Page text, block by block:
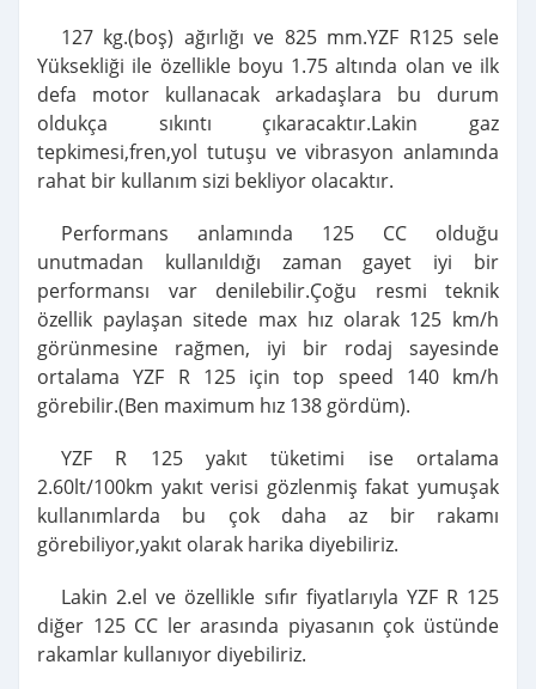
127 kg.(boş) ağırlığı ve 825 mm.YZF R125 sele
Yüksekliği ile özellikle boyu 1.75 altında olan ve ilk
defa motor kullanacak arkadaşlara bu durum
oldukça sıkıntı çıkaracaktır.Lakin gaz
tepkimesi,fren,yol tutuşu ve vibrasyon anlamında
rahat bir kullanım sizi bekliyor olacaktır.
Performans anlamında 125 CC olduğu
unutmadan kullanıldığı zaman gayet iyi bir
performansı var denilebilir.Çoğu resmi teknik
özellik paylaşan sitede max hız olarak 125 km/h
görünmesine rağmen, iyi bir rodaj sayesinde
ortalama YZF R 125 için top speed 140 km/h
görebilir.(Ben maximum hız 138 gördüm).
YZF R 125 yakıt tüketimi ise ortalama
2.60lt/100km yakıt verisi gözlenmiş fakat yumuşak
kullanımlarda bu çok daha az bir rakamı
görebiliyor,yakıt olarak harika diyebiliriz.
Lakin 2.el ve özellikle sıfır fiyatlarıyla YZF R 125
diğer 125 CC ler arasında piyasanın çok üstünde
rakamlar kullanıyor diyebiliriz.